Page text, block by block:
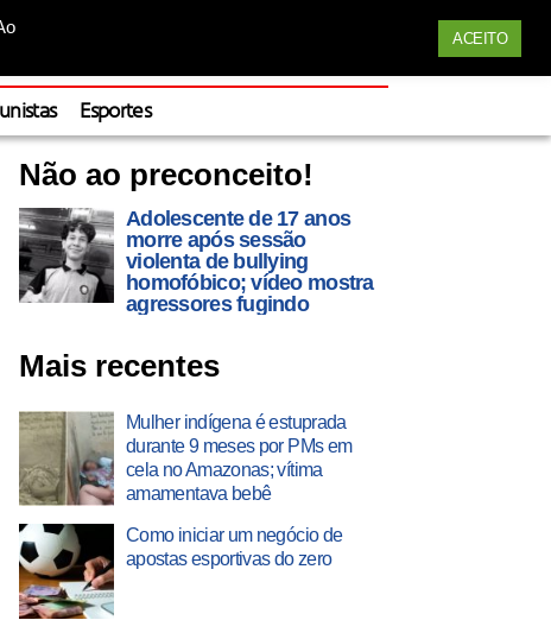
ACEITO
Esportes
Não ao preconceito!
Adolescente de 17 anos
morre após sessão
violenta de bullying
homofóbico; vídeo mostra
agressores fugindo
Mais recentes
Mulher indígena é estuprada
durante 9 meses por PMs em
cela no Amazonas; vítima
amamentava bebê
Como iniciar um negócio de
apostas esportivas do zero